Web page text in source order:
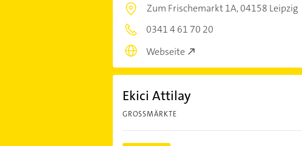
Zum Frischemarkt 1A,04158 Leipzig
0341 4 61 70 20
Webseite
Ekici Attilay
GROSSMÄRKTE